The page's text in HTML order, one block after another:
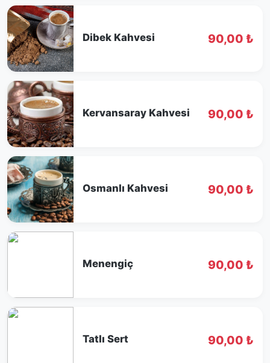
Dibek Kahvesi 90,00 ₺
Kervansaray Kahvesi 90,00 ₺
Osmanlı Kahvesi 90,00 ₺
Menengiç 90,00 ₺
Tatlı Sert 90,00 ₺